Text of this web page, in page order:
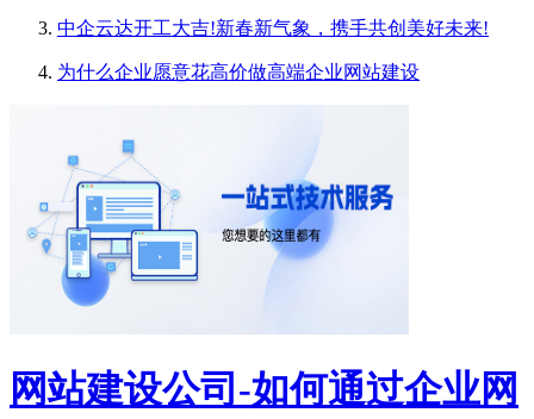
中企云达开工大吉!新春新气象，携手共创美好未来!
为什么企业愿意花高价做高端企业网站建设
网站建设公司-如何通过企业网